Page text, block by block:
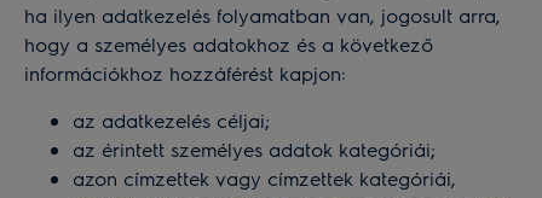
ha ilyen adatkezelés folyamatban van, jogosult arra,
hogy a személyes adatokhoz és a következő
információkhoz hozzáférést kapjon:
az adatkezelés céljai;
az érintett személyes adatok kategóriái;
azon címzettek vagy címzettek kategóriái,